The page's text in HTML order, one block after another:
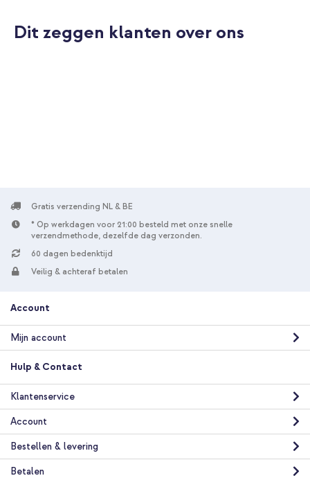
Oplader - USB-C en USB aansluiting - Power Delivery - 20 Watt
- Black
10% korting
€ 44,98
Gratis verzending € 43,98
In winkelmandje
Gratis
verzending
Dit zeggen klanten over ons
Gratis verzending NL & BE
* Op werkdagen voor 21:00 besteld met onze snelle
verzendmethode, dezelfde dag verzonden.
60 dagen bedenktijd
Veilig & achteraf betalen
Account
Mijn account
Hulp & Contact
Klantenservice
Account
Bestellen & levering
Betalen